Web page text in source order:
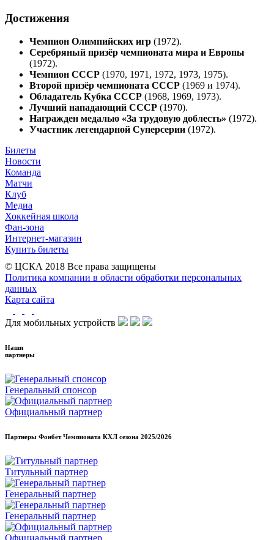
Достижения
Чемпион Олимпийских игр (1972).
Серебряный призёр чемпионата мира и Европы
(1972).
Чемпион СССР (1970, 1971, 1972, 1973, 1975).
Второй призёр чемпионата СССР (1969 и 1974).
Обладатель Кубка СССР (1968, 1969, 1973).
Лучший нападающий СССР (1970).
Награжден медалью «За трудовую доблесть» (1972).
Участник легендарной Суперсерии (1972).
Билеты
Новости
Команда
Матчи
Клуб
Медиа
Хоккейная школа
Фан-зона
Интернет-магазин
Купить билеты
© ЦСКА 2018 Все права защищены
Политика компании в области обработки персональных
данных
Карта сайта
Для мобильных устройств
Наши
партнеры
Генеральный спонсор
Официальный партнер
Партнеры Фонбет Чемпионата КХЛ сезона 2025/2026
Титульный партнер
Генеральный партнер
Генеральный партнер